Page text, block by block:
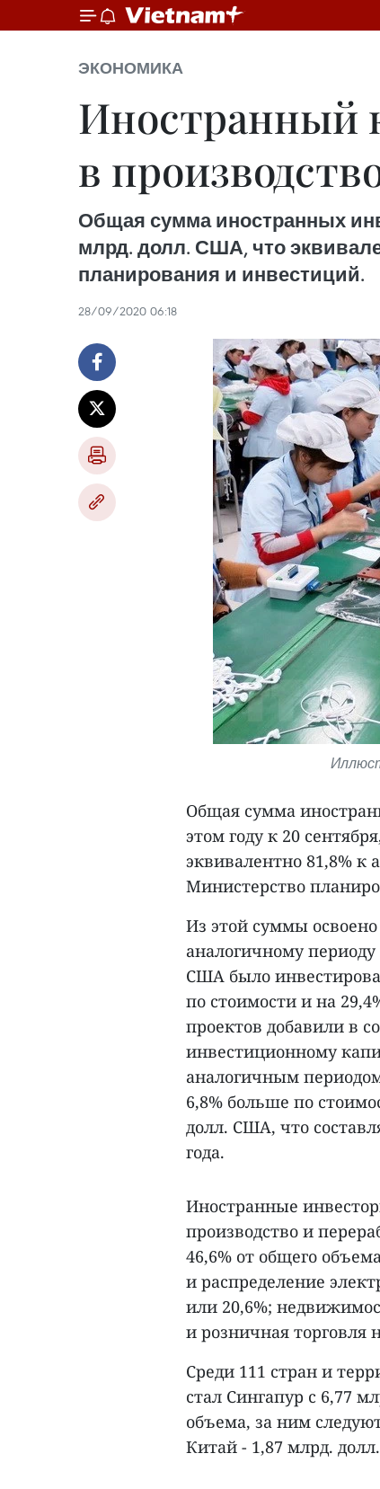
ЭКОНОМИКА
Иностранный
в
Общая сумма иностранных
млрд. долл. США, что
планирования и инвестиций.
28/09/2020 06:18
Общая сумма
этом году к 20
эквивалентно 81,8% к
Министерство
Из этой суммы
аналогичному
США было
по стоимости и на
проектов добавили в
инвестиционному
аналогичным
6,8% больше по
долл. США, что
года.
Иностранные
производство и
46,6% от общего
и распределение
или 20,6%;
и розничная
Среди 111 стран и
стал Сингапур с 6,77
объема, за ним
Китай - 1,87 млрд.